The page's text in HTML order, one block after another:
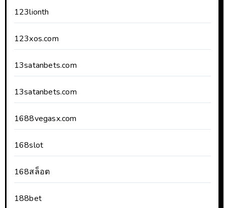
123lionth
123xos.com
13satanbets.com
13satanbets.com
1688vegasx.com
168slot
168สล็อต
188bet